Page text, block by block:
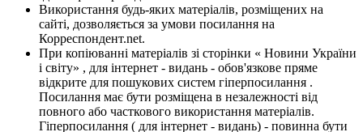
Використання будь-яких матеріалів, розміщених на
сайті, дозволяється за умови посилання на
Корреспондент.net.
При копіюванні матеріалів зі сторінки « Новини України
і світу» , для інтернет - видань - обов'язкове пряме
відкрите для пошукових систем гіперпосилання .
Посилання має бути розміщена в незалежності від
повного або часткового використання матеріалів.
Гіперпосилання ( для інтернет - видань) - повинна бути